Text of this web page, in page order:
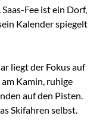
Fee ist ein Dorf,
Kalender spiegelt
liegt der Fokus auf
Kamin, ruhige
auf den Pisten.
Skifahren selbst.